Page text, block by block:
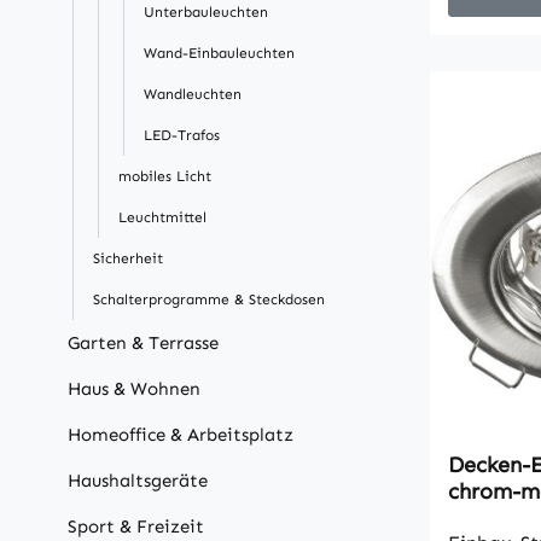
Unterbauleuchten
Wand-Einbauleuchten
Wandleuchten
LED-Trafos
mobiles Licht
Leuchtmittel
Sicherheit
Schalterprogramme & Steckdosen
Garten & Terrasse
Haus & Wohnen
Homeoffice & Arbeitsplatz
Haushaltsgeräte
Sport & Freizeit
15mm (+
Decken-
chrom-